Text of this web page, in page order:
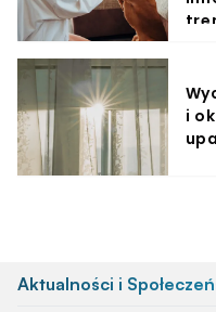
i
Aktualności i